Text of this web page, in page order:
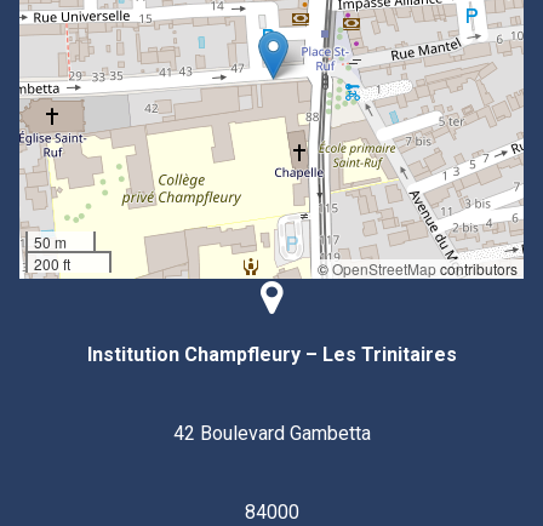
50 m
200 ft
©OpenStreetMapcontributors
Institution Champfleury – Les Trinitaires
42 Boulevard Gambetta
84000